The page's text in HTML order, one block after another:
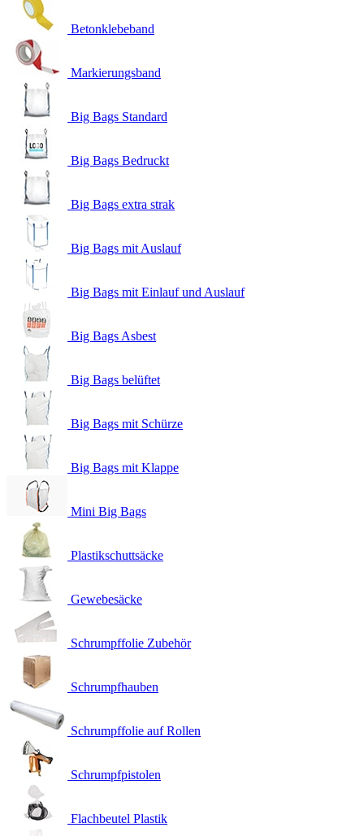
Betonklebeband
Markierungsband
Big Bags Standard
Big Bags Bedruckt
Big Bags extra strak
Big Bags mit Auslauf
Big Bags mit Einlauf und Auslauf
Big Bags Asbest
Big Bags belüftet
Big Bags mit Schürze
Big Bags mit Klappe
Mini Big Bags
Plastikschuttsäcke
Gewebesäcke
Schrumpffolie Zubehör
Schrumpfhauben
Schrumpffolie auf Rollen
Schrumpfpistolen
Flachbeutel Plastik